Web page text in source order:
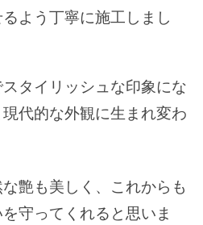
よう丁寧に施工しまし
タイリッシュな印象にな
代的な外観に生まれ変わ
艶も美しく、これからも
守ってくれると思いま